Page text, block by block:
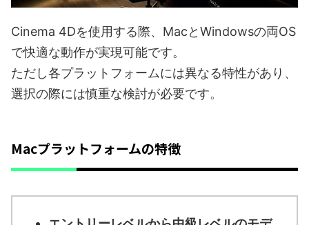
Cinema 4Dを使用する際、MacとWindowsの両OS
で快適な動作が実現可能です。
ただし各プラットフォームには異なる特性があり、
選択の際には慎重な検討が必要です。
Macプラットフォームの特徴